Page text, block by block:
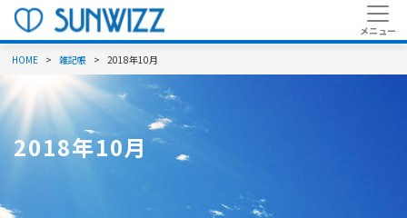
HOME 雑記帳 2018年10月
2018年10月